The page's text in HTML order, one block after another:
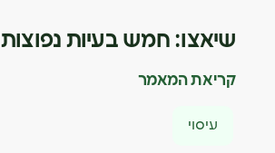
שיאצו: חמש בעיות נפוצות
קריאת המאמר
עיסוי